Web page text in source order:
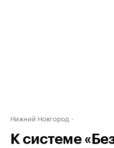
Нижний Новгород
К системе